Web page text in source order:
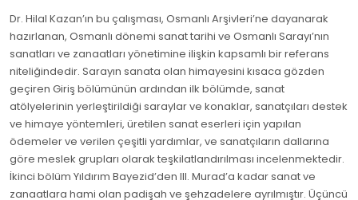
Dr. Hilal Kazan’ın bu çalışması, Osmanlı Arşivleri’ne dayanarak
hazırlanan, Osmanlı dönemi sanat tarihi ve Osmanlı Sarayı’nın
sanatları ve zanaatları yönetimine ilişkin kapsamlı bir referans
niteliğindedir. Sarayın sanata olan himayesini kısaca gözden
geçiren Giriş bölümünün ardından ilk bölümde, sanat
atölyelerinin yerleştirildiği saraylar ve konaklar, sanatçıları destek
ve himaye yöntemleri, üretilen sanat eserleri için yapılan
ödemeler ve verilen çeşitli yardımlar, ve sanatçıların dallarına
göre meslek grupları olarak teşkilatlandırılması incelenmektedir.
İkinci bölüm Yıldırım Bayezid’den III. Murad’a kadar sanat ve
zanaatlara hami olan padişah ve şehzadelere ayrılmıştır. Üçüncü